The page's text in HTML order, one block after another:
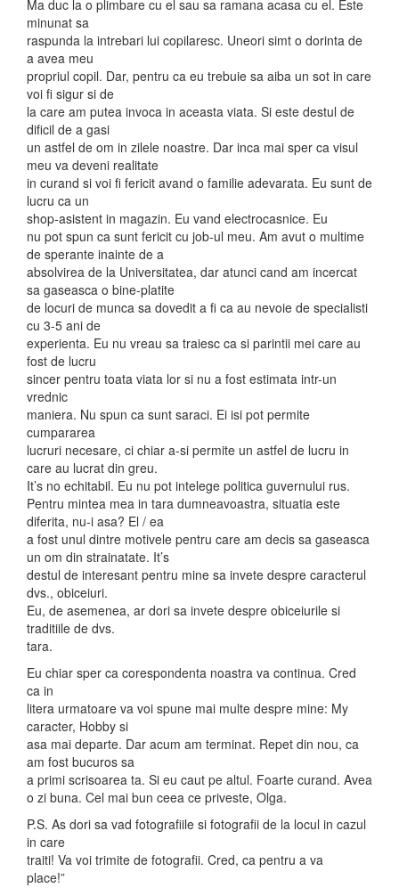
Ma duc la o plimbare cu el sau sa ramana acasa cu el. Este
minunat sa
raspunda la intrebari lui copilaresc. Uneori simt o dorinta de
a avea meu
propriul copil. Dar, pentru ca eu trebuie sa aiba un sot in care
voi fi sigur si de
la care am putea invoca in aceasta viata. Si este destul de
dificil de a gasi
un astfel de om in zilele noastre. Dar inca mai sper ca visul
meu va deveni realitate
in curand si voi fi fericit avand o familie adevarata. Eu sunt de
lucru ca un
shop-asistent in magazin. Eu vand electrocasnice. Eu
nu pot spun ca sunt fericit cu job-ul meu. Am avut o multime
de sperante inainte de a
absolvirea de la Universitatea, dar atunci cand am incercat
sa gaseasca o bine-platite
de locuri de munca sa dovedit a fi ca au nevoie de specialisti
cu 3-5 ani de
experienta. Eu nu vreau sa traiesc ca si parintii mei care au
fost de lucru
sincer pentru toata viata lor si nu a fost estimata intr-un
vrednic
maniera. Nu spun ca sunt saraci. Ei isi pot permite
cumpararea
lucruri necesare, ci chiar a-si permite un astfel de lucru in
care au lucrat din greu.
It’s no echitabil. Eu nu pot intelege politica guvernului rus.
Pentru mintea mea in tara dumneavoastra, situatia este
diferita, nu-i asa? El / ea
a fost unul dintre motivele pentru care am decis sa gaseasca
un om din strainatate. It’s
destul de interesant pentru mine sa invete despre caracterul
dvs., obiceiuri.
Eu, de asemenea, ar dori sa invete despre obiceiurile si
traditiile de dvs.
tara.
Eu chiar sper ca corespondenta noastra va continua. Cred
ca in
litera urmatoare va voi spune mai multe despre mine: My
caracter, Hobby si
asa mai departe. Dar acum am terminat. Repet din nou, ca
am fost bucuros sa
a primi scrisoarea ta. Si eu caut pe altul. Foarte curand. Avea
o zi buna. Cel mai bun ceea ce priveste, Olga.
P.S. As dori sa vad fotografiile si fotografii de la locul in cazul
in care
traiti! Va voi trimite de fotografii. Cred, ca pentru a va
place!”